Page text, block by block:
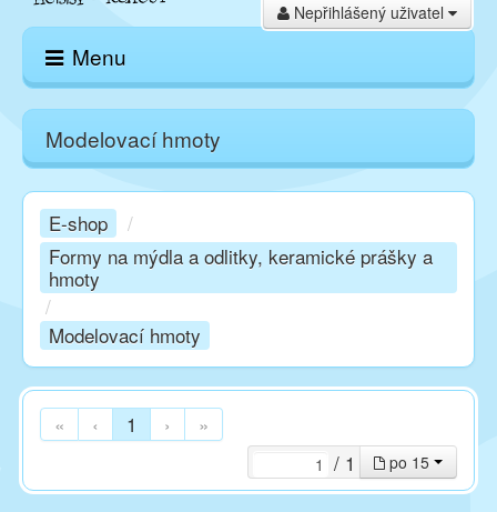
Nepřihlášený uživatel
Menu
Domů
E-shop
Kurzy
Techniky
Inspirace
Kontakt
Modelovací hmoty
E-shop
/
Formy na mýdla a odlitky, keramické prášky a
hmoty
/
Modelovací hmoty
« ‹ 1 › »
po 15
/ 1